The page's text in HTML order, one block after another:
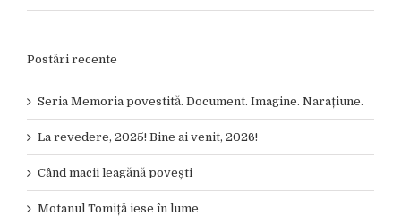
Postări recente
Seria Memoria povestită. Document. Imagine. Narațiune.
La revedere, 2025! Bine ai venit, 2026!
Când macii leagănă povești
Motanul Tomiță iese în lume